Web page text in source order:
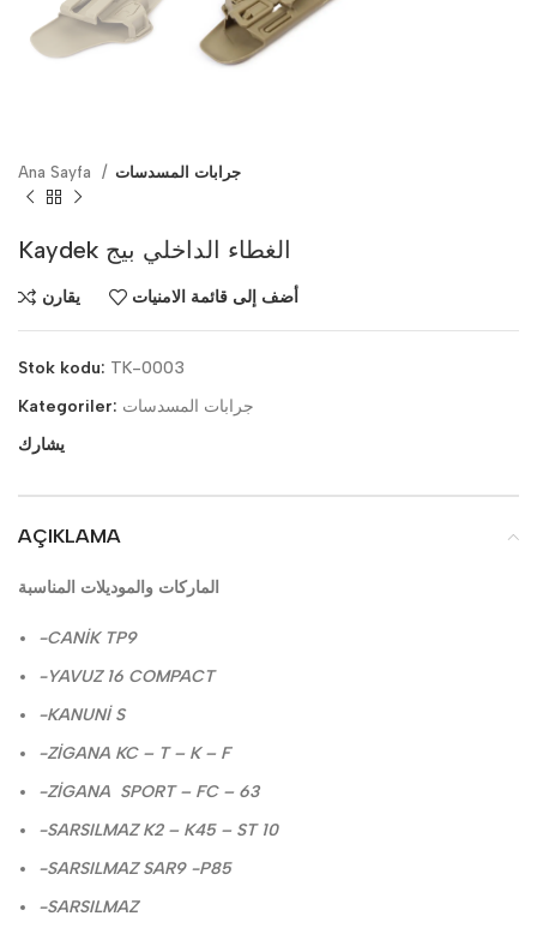
Ana Sayfa جرابات المسدسات
Kaydek الغطاء الداخلي بيج
يقارن أضف إلى قائمة الامنيات
Stok kodu: TK-0003
Kategoriler: جرابات المسدسات
يشارك
AÇIKLAMA
الماركات والموديلات المناسبة
-CANİK TP9
-YAVUZ 16 COMPACT
-KANUNİ S
-ZİGANA KC – T – K – F
-ZİGANA SPORT – FC – 63
-SARSILMAZ K2 – K45 – ST 10
-SARSILMAZ SAR9 -P85
-SARSILMAZ